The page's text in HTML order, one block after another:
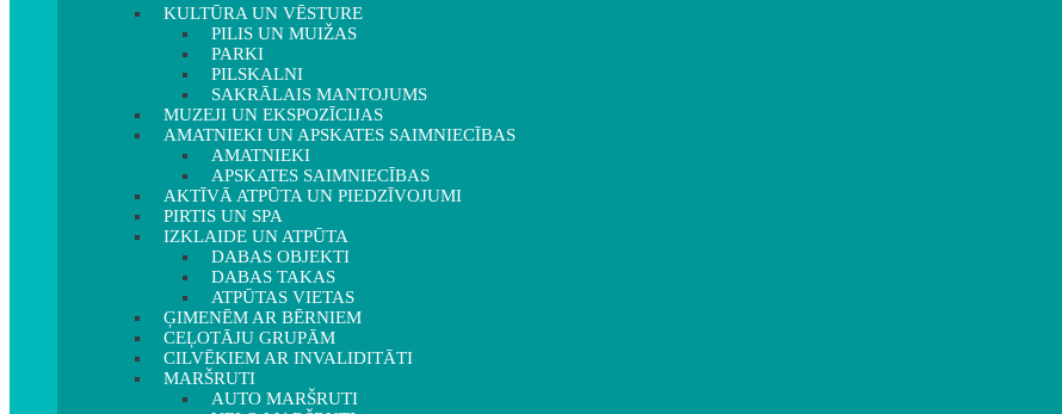
KULTŪRA UN VĒSTURE
PILIS UN MUIŽAS
PARKI
PILSKALNI
SAKRĀLAIS MANTOJUMS
MUZEJI UN EKSPOZĪCIJAS
AMATNIEKI UN APSKATES SAIMNIECĪBAS
AMATNIEKI
APSKATES SAIMNIECĪBAS
AKTĪVĀ ATPŪTA UN PIEDZĪVOJUMI
PIRTIS UN SPA
IZKLAIDE UN ATPŪTA
DABAS OBJEKTI
DABAS TAKAS
ATPŪTAS VIETAS
ĢIMENĒM AR BĒRNIEM
CEĻOTĀJU GRUPĀM
CILVĒKIEM AR INVALIDITĀTI
MARŠRUTI
AUTO MARŠRUTI